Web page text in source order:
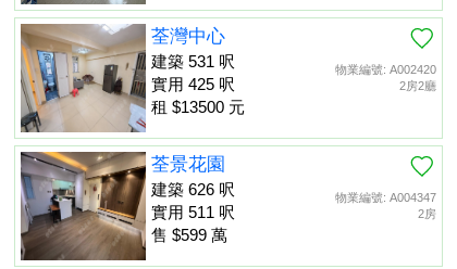
物業編號: A002420
2房2廳
荃灣中心
建築 531 呎
實用 425 呎
租 $13500 元
物業編號: A004347
2房
荃景花園
建築 626 呎
實用 511 呎
售 $599 萬